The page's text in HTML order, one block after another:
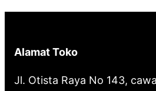
Alamat Toko
Jl. Otista Raya No 143,